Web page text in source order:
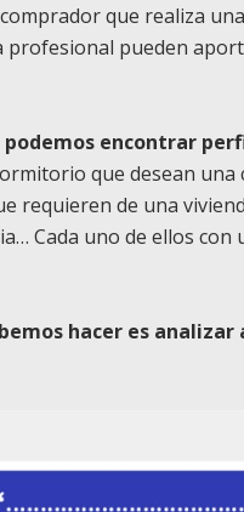
que realiza
pueden
podemos encontrar
que desean
requieren de una
Cada uno de ellos
hacer es analizar